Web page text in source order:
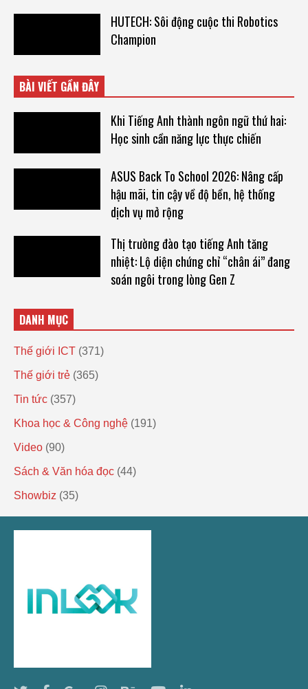
HUTECH: Sôi động cuộc thi Robotics
Champion
BÀI VIẾT GẦN ĐÂY
Khi Tiếng Anh thành ngôn ngữ thứ hai:
Học sinh cần năng lực thực chiến
ASUS Back To School 2026: Nâng cấp
hậu mãi, tin cậy về độ bền, hệ thống
dịch vụ mở rộng
Thị trường đào tạo tiếng Anh tăng
nhiệt: Lộ diện chứng chỉ “chân ái” đang
soán ngôi trong lòng Gen Z
DANH MỤC
Thế giới ICT (371)
Thế giới trẻ (365)
Tin tức (357)
Khoa học & Công nghệ (191)
Video (90)
Sách & Văn hóa đọc (44)
Showbiz (35)